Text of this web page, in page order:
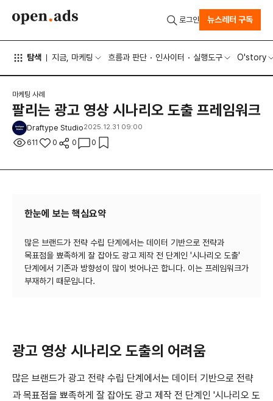
탐색 지금, 마케팅 흐름과 판단 인사이터 실행도구 O'story
로그인 뉴스레터 구독
마케팅 사례
팔리는 광고 영상 시나리오 도출 프레임워크
Draftype Studio2025.12.31 09:00
611 0 0 0
한눈에 보는 핵심요약
많은 브랜드가 전략 수립 단계에서는 데이터 기반으로 전략과
목표점을 뾰족하게 잘 잡아도 광고 제작 전 단계인 '시나리오 도출'
단계에서 기존과 방향성이 많이 벗어나곤 합니다. 이는 프레임워크가
광고 영상 시나리오 도출의 어려움
많은 브랜드가 광고 전략 수립 단계에서는 데이터 기반으로 전략
과 목표점을 뾰족하게 잘 잡아도 광고 제작 전 단계인 '시나리오 도